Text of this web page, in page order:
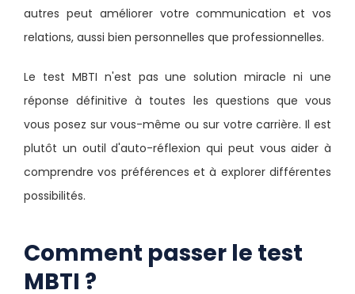
autres peut améliorer votre communication et vos
relations, aussi bien personnelles que professionnelles.
Le test MBTI n'est pas une solution miracle ni une
réponse définitive à toutes les questions que vous
vous posez sur vous-même ou sur votre carrière. Il est
plutôt un outil d'auto-réflexion qui peut vous aider à
comprendre vos préférences et à explorer différentes
possibilités.
Comment passer le test
MBTI ?